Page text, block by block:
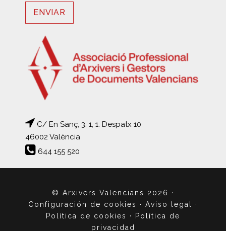
C/ En Sanç, 3, 1, 1. Despatx 10
46002 València
644 155 520
© Arxivers Valencians 2026
·
Configuración de cookies
· Aviso legal ·
Política de cookies
·
Política de
privacidad